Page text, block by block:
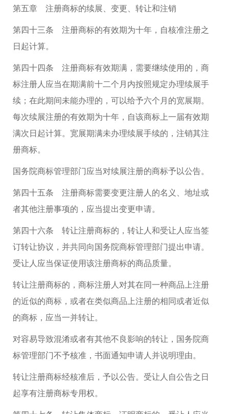
第五章 注册商标的续展、变更、转让和注销
第四十三条 注册商标的有效期为十年，自核准注册之
日起计算。
第四十四条 注册商标有效期满，需要继续使用的，商
标注册人应当在期满前十二个月内按照规定办理续展手
续；在此期间未能办理的，可以给予六个月的宽展期。
每次续展注册的有效期为十年，自该商标上一届有效期
满次日起计算。宽展期满未办理续展手续的，注销其注
册商标。
国务院商标管理部门应当对续展注册的商标予以公告。
第四十五条 注册商标需要变更注册人的名义、地址或
者其他注册事项的，应当提出变更申请。
第四十六条 转让注册商标的，转让人和受让人应当签
订转让协议，并共同向国务院商标管理部门提出申请。
受让人应当保证使用该注册商标的商品质量。
转让注册商标的，商标注册人对其在同一种商品上注册
的近似的商标，或者在类似商品上注册的相同或者近似
的商标，应当一并转让。
对容易导致混淆或者有其他不良影响的转让，国务院商
标管理部门不予核准，书面通知申请人并说明理由。
转让注册商标经核准后，予以公告。受让人自公告之日
起享有注册商标专用权。